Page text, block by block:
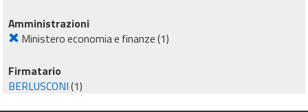
Amministrazioni
Ministero economia e finanze(1)
Firmatario
BERLUSCONI(1)